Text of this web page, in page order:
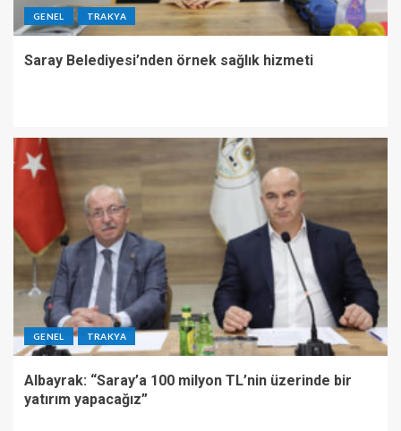
GENEL TRAKYA
Saray Belediyesi’nden örnek sağlık hizmeti
GENEL TRAKYA
Albayrak: “Saray’a 100 milyon TL’nin üzerinde bir
yatırım yapacağız”